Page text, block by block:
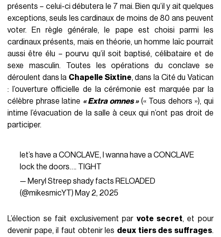
présents – celui-ci débutera le 7 mai. Bien qu’il y ait quelques
exceptions, seuls les cardinaux de moins de 80 ans peuvent
voter. En règle générale, le pape est choisi parmi les
cardinaux présents, mais en théorie, un homme laïc pourrait
aussi être élu – pourvu qu’il soit baptisé, célibataire et de
sexe masculin. Toutes les opérations du conclave se
déroulent dans la Chapelle Sixtine, dans la Cité du Vatican
: l’ouverture officielle de la cérémonie est marquée par la
célèbre phrase latine « Extra omnes »(« Tous dehors »), qui
intime l’évacuation de la salle à ceux qui n’ont pas droit de
participer.
let’s have a CONCLAVE, I wanna have a CONCLAVE
lock the doors…. TIGHT
— Meryl Streep shady facts RELOADED
(@mikesmicYT) May 2, 2025
L’élection se fait exclusivement par vote secret, et pour
devenir pape, il faut obtenir les deux tiers des suffrages.